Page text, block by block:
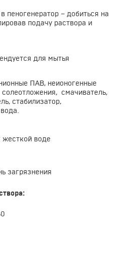
пеногенератор – добиться на
подачу раствора и
для мытья
ПАВ, неионогенные
смачиватель,
стабилизатор,
жесткой воде
загрязнения